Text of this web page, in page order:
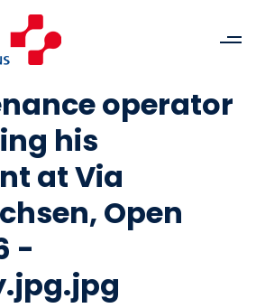
operator
his
at Via
Open
-